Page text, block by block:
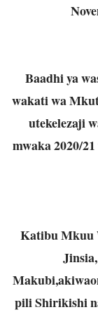
Baadhi ya
wakati wa
utekelezaji
mwaka 2020/
Katibu Mkuu
pili Shirikishi